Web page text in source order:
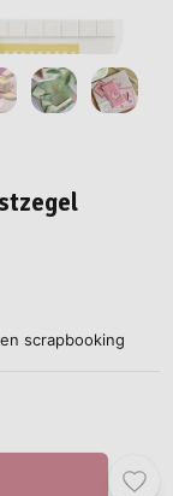
scrapbooking